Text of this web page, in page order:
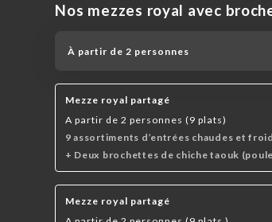
Nos mezzes royal avec
À partir de 2 personnes
Mezze royal partagé
A partir de 2 personnes (9 plats)
9 assortiments d’entrées chaudes et
+ Deux brochettes de chiche taouk
Mezze royal partagé